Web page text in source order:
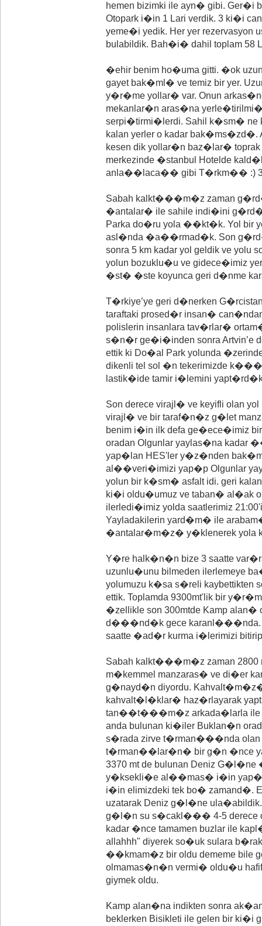
hemen bizimki ile ayn� gibi. Ger�i
Otopark i�in 1 Lari verdik. 3 ki�i
yeme�i yedik. Her yer
bulabildik. Bah�i� dahil toplam 58
�ehir benim ho�uma gitti. �ok
gayet bak�ml� ve temiz bir yer.
y�r�me yollar� var. Onun
mekanlar�n aras�na
serpi�tirmi�lerdi. Sahil k�sm� ne
kalan yerler o kadar
kesen dik yollar�n baz�lar� toprak
merkezinde �stanbul Hotelde
anla��laca�� gibi T�rkm�� :) 3
Sabah kalkt���m�z zaman
�antalar� ile sahile indi�ini
Parka do�ru yola ��kt�k. Yol bir
asl�nda �a��rmad�k. Son
sonra 5 km kadar yol geldik ve yolu
yolun bozuklu�u ve gidece�imiz
�st� �ste koyunca geri d�nme
T�rkiye’ye geri d�nerken
taraftaki prosed�r insan�
polislerin insanlara tav�rlar�
s�n�r ge�i�inden sonra Artvin’e
ettik ki Do�al Park yolunda
dikenli tel sol �n tekerimizde
lastik�ide tamir i�lemini
Son derece virajl� ve keyifli olan
virajl� ve bir taraf�n�z g�let
benim i�in ilk defa ge�ece�imiz bir
oradan Olgunlar yaylas�na kadar
yap�lan HES'ler y�z�nden
al��veri�imizi yap�p Olgunlar
yolun bir k�sm� asfalt idi. geri
ki�i oldu�umuz ve taban� al�ak
ilerledi�imiz yolda saatlerimiz
Yayladakilerin yard�m� ile
�antalar�m�z� y�klenerek yola
Y�re halk�n�n bize 3 saatte
uzunlu�unu bilmeden ilerlemeye
yolumuzu k�sa s�reli kaybettikten
ettik. Toplamda 9300mt'lik bir
�zellikle son 300mtde Kamp
d���nd�k gece karanl���nda.
saatte �ad�r kurma i�lerimizi
Sabah kalkt���m�z zaman
m�kemmel manzaras� ve di�er
g�nayd�n diyordu.
kahvalt�l�klar� haz�rlayarak
tan��t���m�z arkada�larla ile
anda bulunan ki�iler Buklan�n
s�rada zirve t�rman���nda olan
t�rman��lar�n� bir g�n �nce
3370 mt de bulunan Deniz
y�ksekli�e al��mas� i�in
i�in elimizdeki tek bo� zamand�.
uzatarak Deniz g�l�ne
g�l�n su s�cakl��� 4-5 derece
kadar �nce tamamen buzlar ile
allahhh" diyerek so�uk sulara
��kmam�z bir oldu dememe bile
olmamas�n�n vermi� oldu�u
giymek oldu.
Kamp alan�na indikten sonra
beklerken Bisikleti ile gelen bir